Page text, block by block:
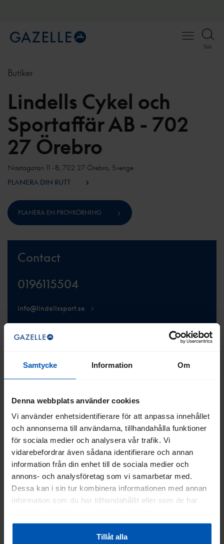
Samtycke Information Om
Denna webbplats använder cookies
Vi använder enhetsidentifierare för att anpassa innehållet
och annonserna till användarna, tillhandahålla funktioner
för sociala medier och analysera vår trafik. Vi
vidarebefordrar även sådana identifierare och annan
information från din enhet till de sociala medier och
annons- och analysföretag som vi samarbetar med.
Dessa kan i sin tur kombinera informationen med annan
information som du har tillhandahållit eller som de har
Tillåt alla
Open
Sök
Butiker
Lindells Cykel och
Sportaffär AB - 702
27 Örebro
Nastagatan 11 -B, 702 27 Örebro, Sverige
PLANERA DIN RUTT
PLANERA EN PROVKÖRNING
Contact
0196115504
info@lindellssport.se
VISA WEBBPLATS
Prenumerera på vårt nyhetsbrev
TILLBAKA TILL TOPPEN